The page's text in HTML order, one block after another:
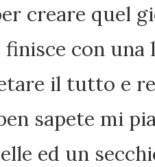
creare quel
finisce con una
il tutto e
sapete mi
ed un